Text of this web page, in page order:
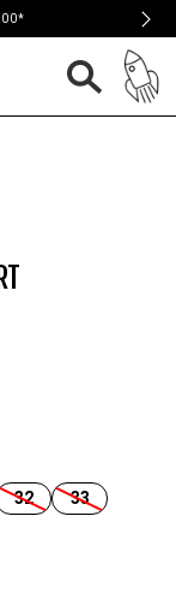
32 33